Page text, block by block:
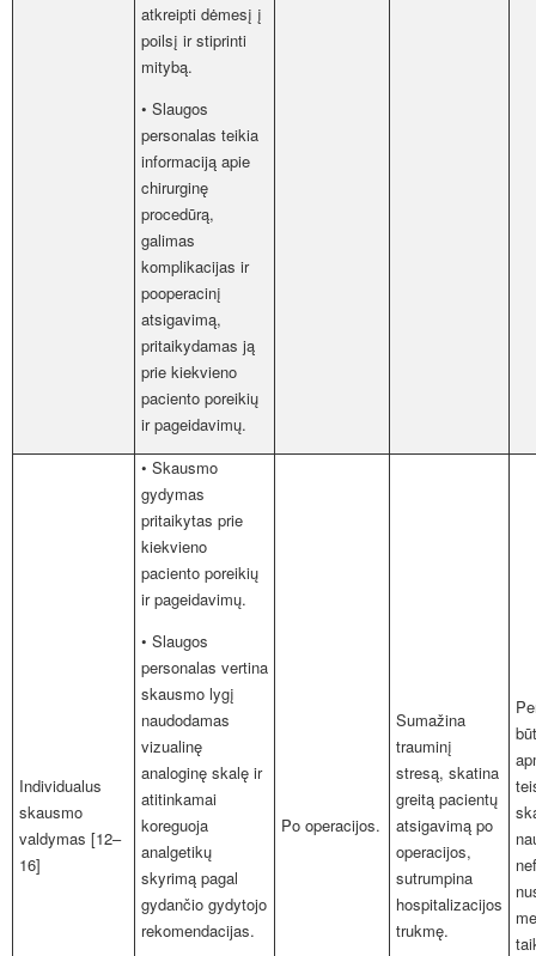
atkreipti dėmesį į
poilsį ir stiprinti
mitybą.
• Slaugos
personalas teikia
informaciją apie
chirurginę
procedūrą,
galimas
komplikacijas ir
pooperacinį
atsigavimą,
pritaikydamas ją
prie kiekvieno
paciento poreikių
ir pageidavimų.
Individualus
skausmo
valdymas [12–
16]
• Skausmo
gydymas
pritaikytas prie
kiekvieno
paciento poreikių
ir pageidavimų.
• Slaugos
personalas vertina
skausmo lygį
naudodamas
vizualinę
analoginę skalę ir
atitinkamai
koreguoja
analgetikų
skyrimą pagal
gydančio gydytojo
rekomendacijas.
Po operacijos.
Sumažina
trauminį
stresą, skatina
greitą pacientų
atsigavimą po
operacijos,
sutrumpina
hospitalizacijos
trukmę.